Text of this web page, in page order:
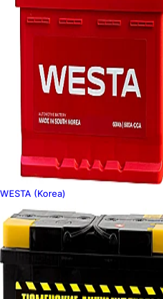
WESTA (Korea)